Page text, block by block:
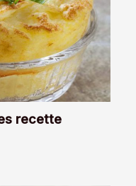
recette